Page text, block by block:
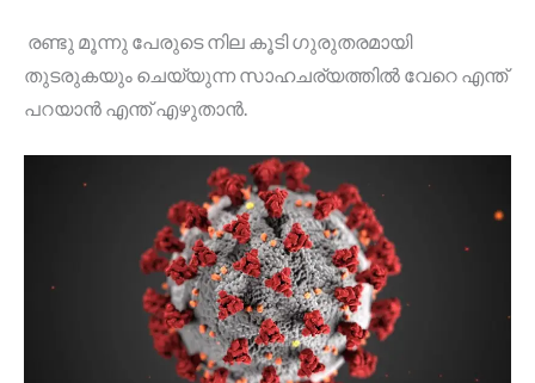
രണ്ടു മൂന്നു പേരുടെ നില കൂടി ഗുരുതരമായി
തുടരുകയും ചെയ്യുന്ന സാഹചര്യത്തിൽ വേറെ എന്ത്
പറയാൻ എന്ത് എഴുതാൻ.